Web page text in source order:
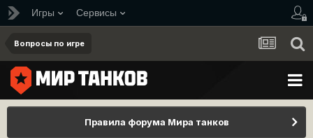
Игры Сервисы
Вопросы по игре
Правила форума Мира танков